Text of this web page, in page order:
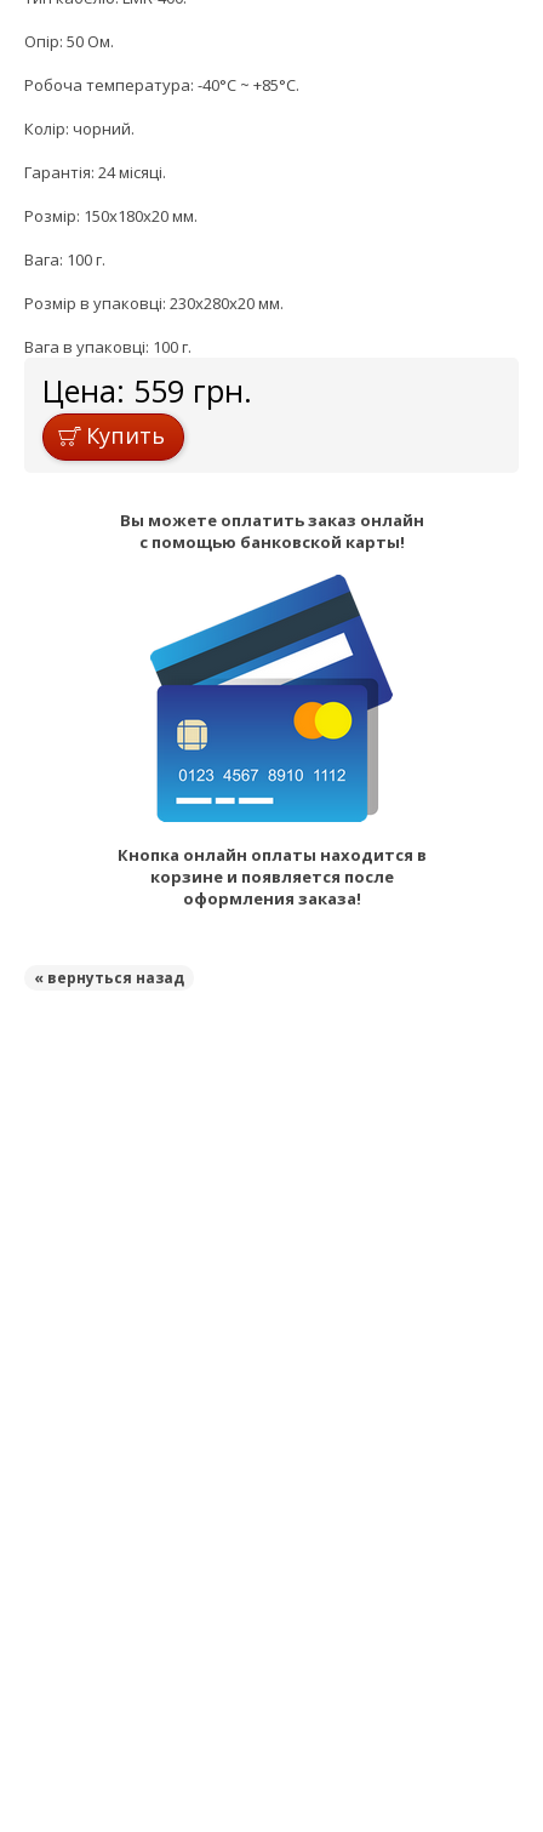
Опір: 50 Ом.
Робоча температура: -40°С ~ +85°С.
Колір: чорний.
Гарантія: 24 місяці.
Розмір: 150x180x20 мм.
Вага: 100 г.
Розмір в упаковці: 230x280x20 мм.
Вага в упаковці: 100 г.
Цена: 559 грн.
Купить
Вы можете оплатить заказ онлайн
с помощью банковской карты!
Кнопка онлайн оплаты находится в
корзине и появляется после
оформления заказа!
« вернуться назад